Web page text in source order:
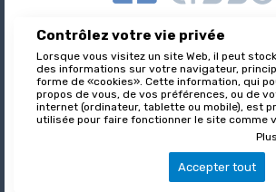
Tissot est l’éditeur des formulaires
nationalement reconnu et leader
À PROPOS DE TISSOT
Contrôlez votre vie privée
Lorsque vous visitez un site Web, il peut
des informations sur votre navigateur,
forme de «cookies». Cette information, qui
propos de vous, de vos préférences, ou de
internet (ordinateur, tablette ou mobile), est
utilisée pour faire fonctionner le site comme
Accepter tout